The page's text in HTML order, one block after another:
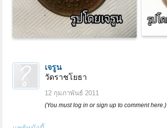
เจรูน
วัดราชโยธา
12 กุมภาพันธ์ 2011
(You must log in or sign up to comment here.)